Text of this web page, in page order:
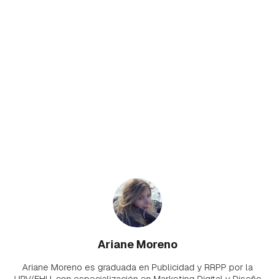
Ariane Moreno
Ariane Moreno es graduada en Publicidad y RRPP por la